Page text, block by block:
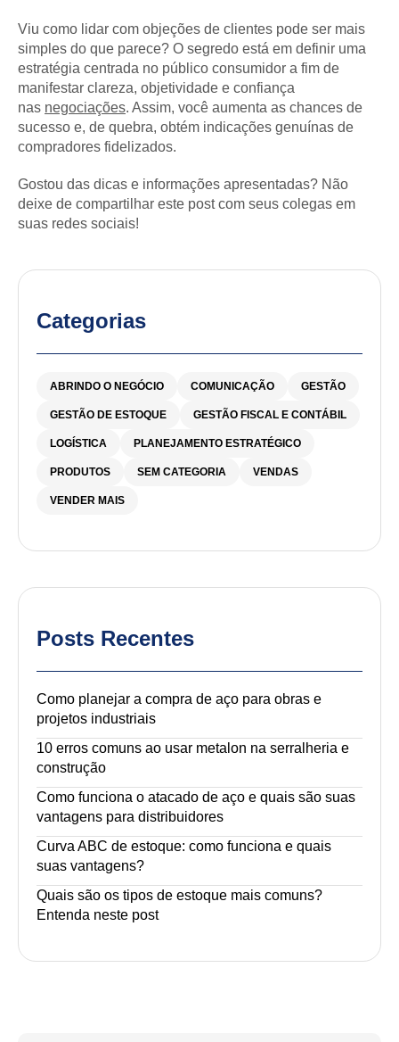
Viu como lidar com objeções de clientes pode ser mais
simples do que parece? O segredo está em definir uma
estratégia centrada no público consumidor a fim de
manifestar clareza, objetividade e confiança
nas negociações. Assim, você aumenta as chances de
sucesso e, de quebra, obtém indicações genuínas de
compradores fidelizados.
Gostou das dicas e informações apresentadas? Não
deixe de compartilhar este post com seus colegas em
suas redes sociais!
Categorias
ABRINDO O NEGÓCIO COMUNICAÇÃO GESTÃO
GESTÃO DE ESTOQUE GESTÃO FISCAL E CONTÁBIL
LOGÍSTICA PLANEJAMENTO ESTRATÉGICO
PRODUTOS SEM CATEGORIA VENDAS
VENDER MAIS
Posts Recentes
Como planejar a compra de aço para obras e
projetos industriais
10 erros comuns ao usar metalon na serralheria e
construção
Como funciona o atacado de aço e quais são suas
vantagens para distribuidores
Curva ABC de estoque: como funciona e quais
suas vantagens?
Quais são os tipos de estoque mais comuns?
Entenda neste post